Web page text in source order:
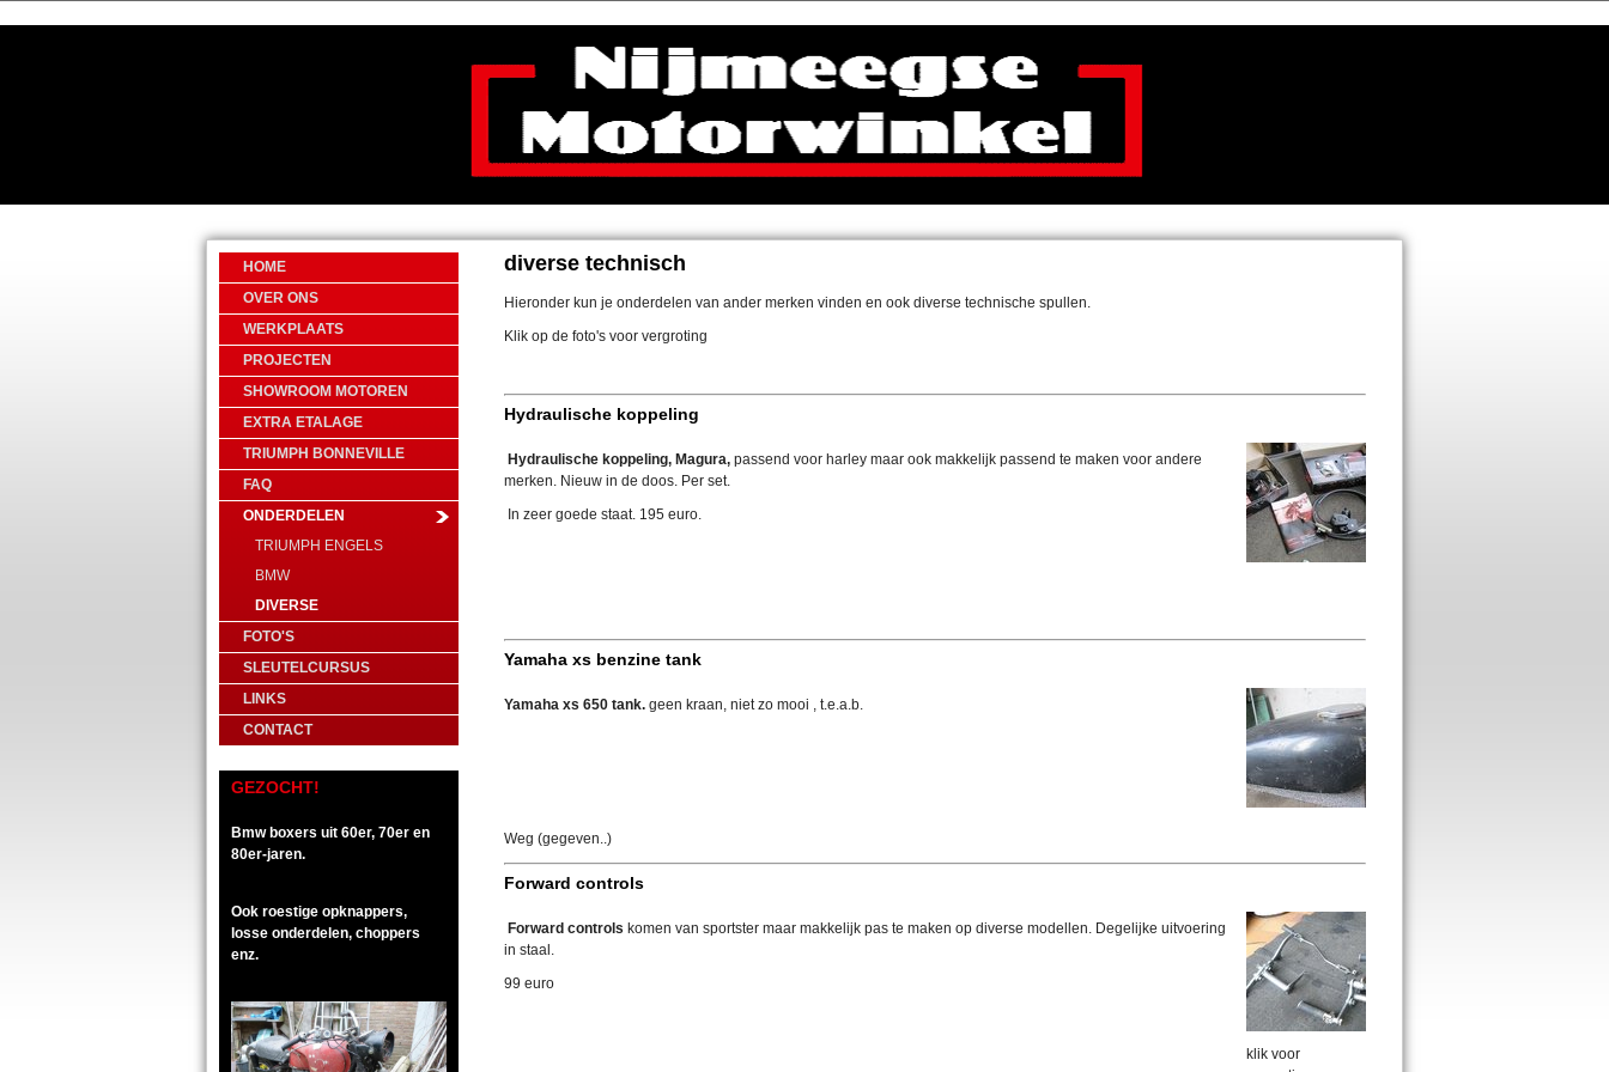
HOME
OVER ONS
WERKPLAATS
PROJECTEN
SHOWROOM MOTOREN
EXTRA ETALAGE
TRIUMPH BONNEVILLE
FAQ
ONDERDELEN
TRIUMPH ENGELS
BMW
DIVERSE
FOTO'S
SLEUTELCURSUS
LINKS
CONTACT
GEZOCHT!
Bmw boxers uit 60er, 70er en
80er-jaren.
Ook roestige opknappers,
losse onderdelen, choppers
enz.
diverse technisch
Hieronder kun je onderdelen van ander merken vinden en ook diverse technische spullen.
Klik op de foto's voor vergroting
Hydraulische koppeling
Hydraulische koppeling, Magura, passend voor harley maar ook makkelijk passend te maken voor andere
merken. Nieuw in de doos. Per set.
In zeer goede staat. 195 euro.
Yamaha xs benzine tank
Yamaha xs 650 tank. geen kraan, niet zo mooi , t.e.a.b.
Weg (gegeven..)
Forward controls
klik voor
Forward controls komen van sportster maar makkelijk pas te maken op diverse modellen. Degelijke uitvoering
in staal.
99 euro